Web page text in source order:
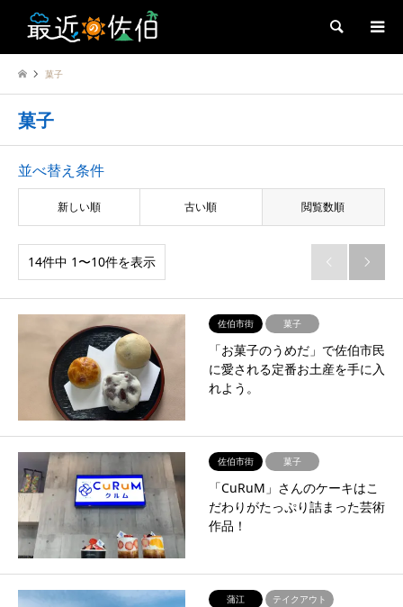
検索
菓子
菓子
並べ替え条件
新しい順 古い順 閲覧数順
14件中 1〜10件を表示  
佐伯市街 菓子
「お菓子のうめだ」で佐伯市民
に愛される定番お土産を手に入
れよう。
佐伯市街 菓子
「CuRuM」さんのケーキはこ
だわりがたっぷり詰まった芸術
作品！
蒲江 テイクアウト